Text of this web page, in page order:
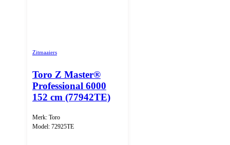
Zitmaaiers
Toro Z Master®
Professional 6000
152 cm (77942TE)
Merk: Toro
Model: 72925TE